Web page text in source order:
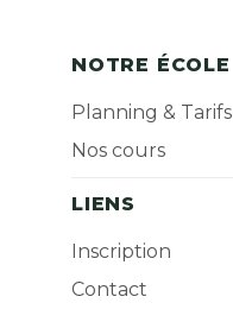
NOTRE ÉCOLE
Planning & Tarifs
Nos cours
LIENS
Inscription
Contact